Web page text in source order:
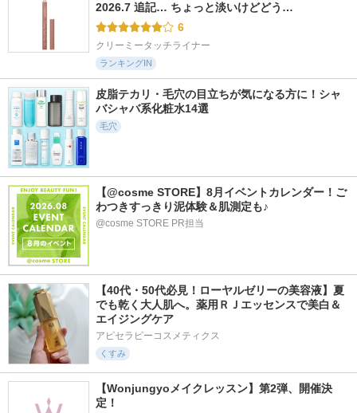
2026.7 追記… ちょっと淡いけどどう…
6
クリーミータッチライナー
ランキングIN
皮脂テカリ・毛穴の目立ちが気になる方に！シャ
バシャバ系化粧水14選
毛穴
【@cosme STORE】8月イベントカレンダー！ご
わつきすっきり泥体験＆肌測定も♪
@cosme STORE PR担当
【40代・50代必見！ローヤルゼリーの美容液】夏
でも乾く大人肌へ。薬用ＲＪエッセンスで美白＆
エイジングケア
アピセラピーコスメティクス
くすみ
【Wonjungyoメイクレッスン】第2弾、開催決
定！